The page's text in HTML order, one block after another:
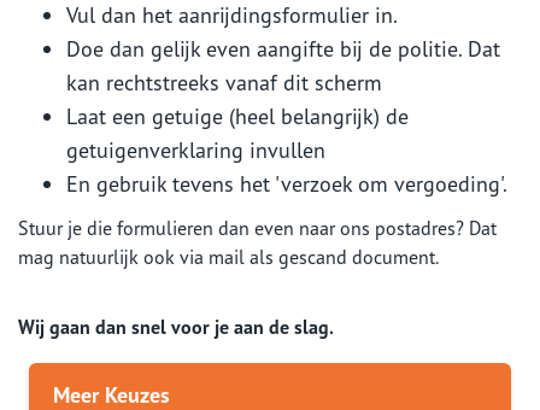
Vul dan het aanrijdingsformulier in.
Doe dan gelijk even aangifte bij de politie. Dat
kan rechtstreeks vanaf dit scherm
Laat een getuige (heel belangrijk) de
getuigenverklaring invullen
En gebruik tevens het 'verzoek om vergoeding'.
Stuur je die formulieren dan even naar ons postadres? Dat
mag natuurlijk ook via mail als gescand document.
Wij gaan dan snel voor je aan de slag.
Meer Keuzes